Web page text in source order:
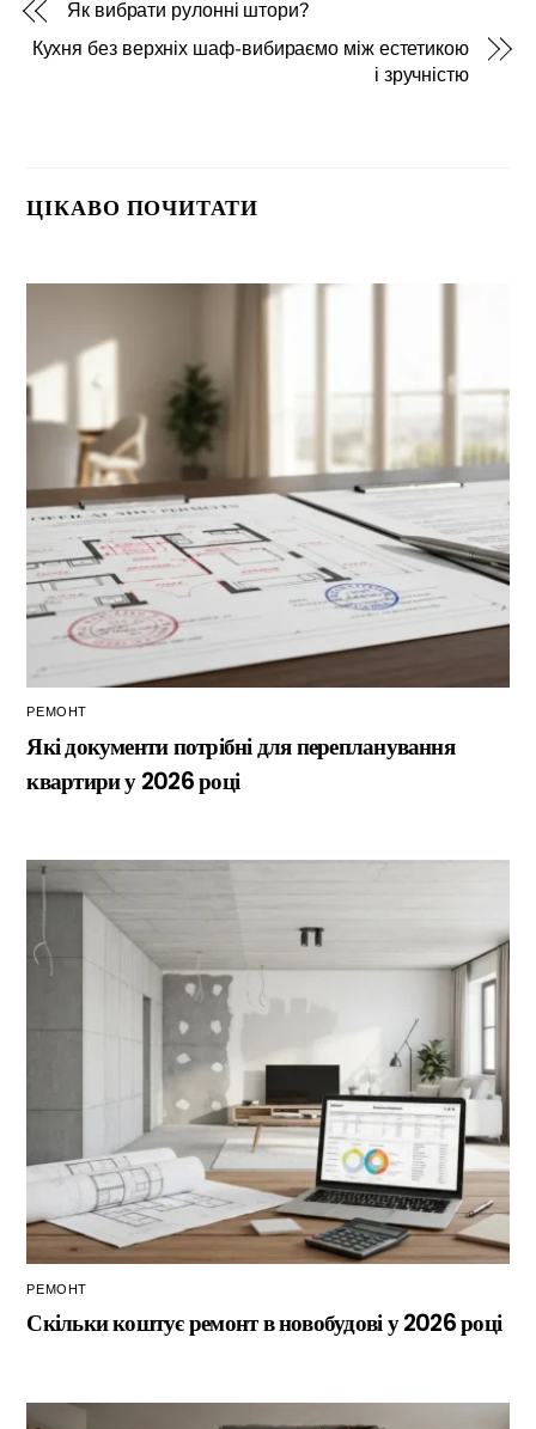
Як вибрати рулонні штори?
Кухня без верхніх шаф-вибираємо між естетикою
і зручністю
ЦІКАВО ПОЧИТАТИ
РЕМОНТ
Які документи потрібні для перепланування
квартири у 2026 році
РЕМОНТ
Скільки коштує ремонт в новобудові у 2026 році